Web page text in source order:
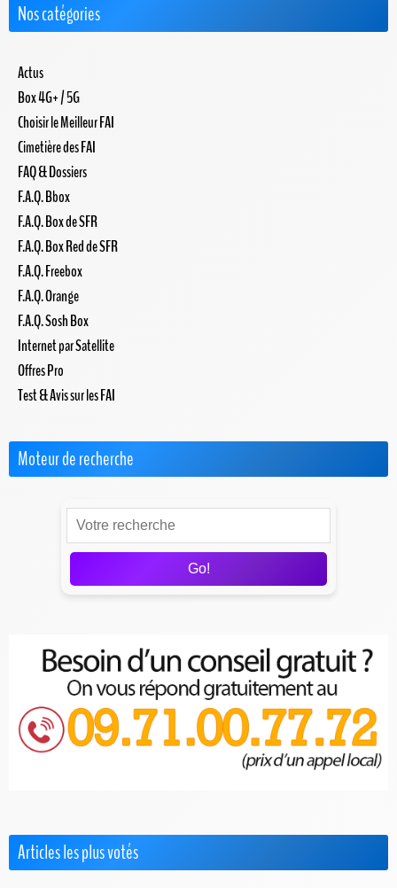
Nos catégories
Actus
Box 4G+ / 5G
Choisir le Meilleur FAI
Cimetière des FAI
FAQ & Dossiers
F.A.Q. Bbox
F.A.Q. Box de SFR
F.A.Q. Box Red de SFR
F.A.Q. Freebox
F.A.Q. Orange
F.A.Q. Sosh Box
Internet par Satellite
Offres Pro
Test & Avis sur les FAI
Moteur de recherche
Go!
Articles les plus votés